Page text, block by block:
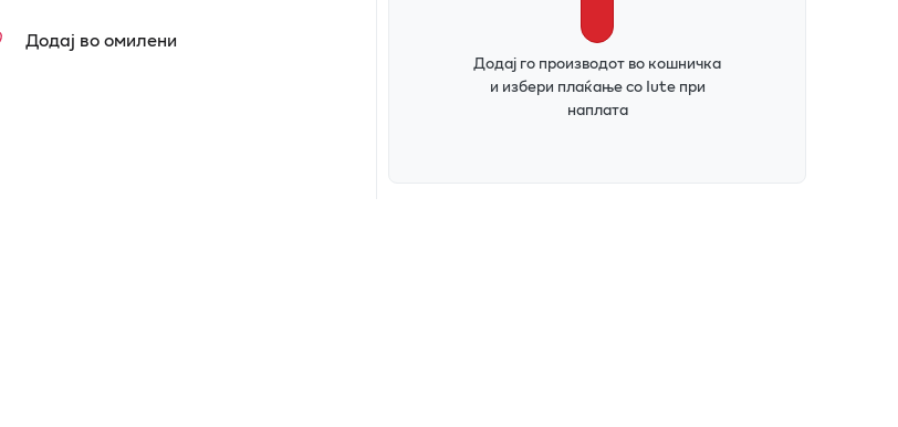
Додај во омилени
Додај го производот во кошничка
и избери плаќање со Iute при
наплата